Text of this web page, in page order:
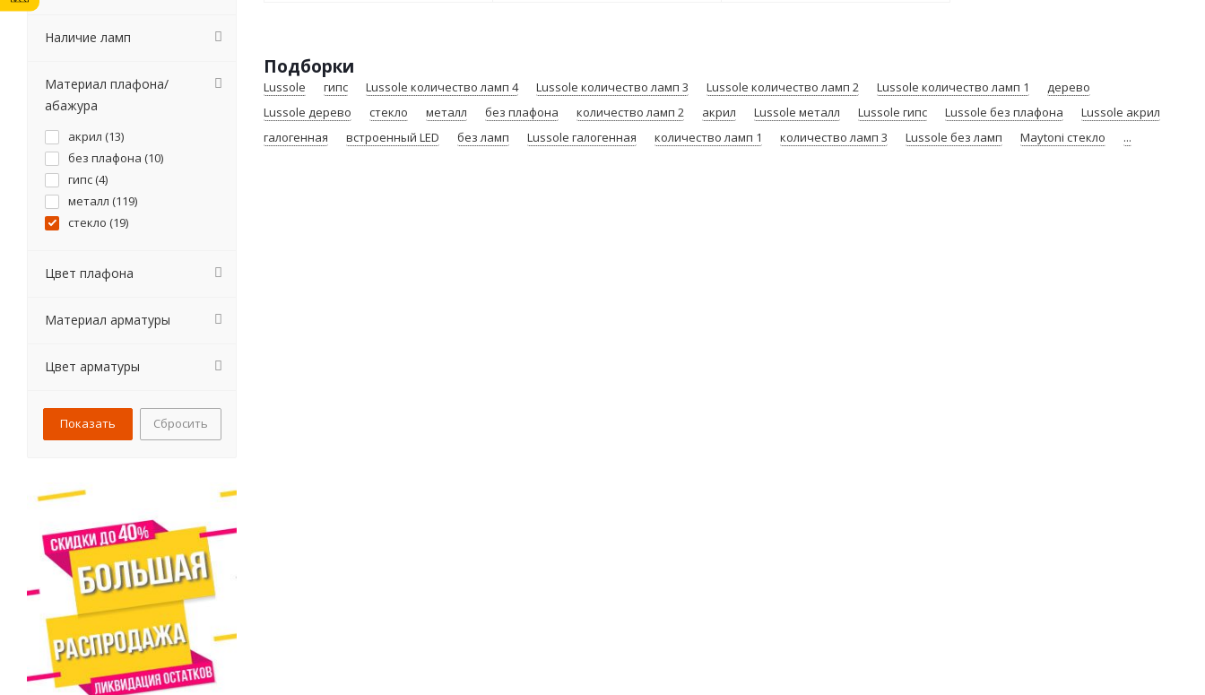
Подборки
Lussole гипс Lussole количество ламп 4 Lussole количество ламп 3 Lussole количество ламп 2 Lussole количество ламп 1
дерево
Lussole дерево
стекло металл без плафона количество ламп 2 акрил Lussole металл Lussole гипс Lussole без плафона
Lussole акрил
галогенная
встроенный LED без ламп Lussole галогенная количество ламп 1 количество ламп 3 Lussole без ламп Maytoni стекло ...
Наличие ламп
Материал плафона/
абажура
акрил (13)
без плафона (10)
гипс (4)
металл (119)
стекло (19)
Цвет плафона
Материал арматуры
Цвет арматуры
Сбросить